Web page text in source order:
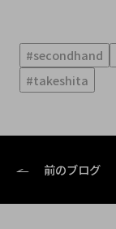
#secondhand
#takeshita
前のブログ